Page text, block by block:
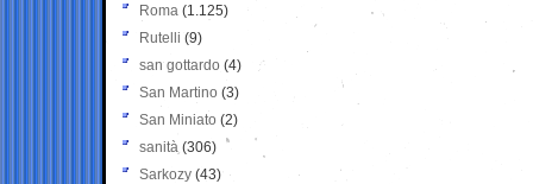
Roma (1.125)
Rutelli (9)
san gottardo (4)
San Martino (3)
San Miniato (2)
sanità (306)
Sarkozy (43)